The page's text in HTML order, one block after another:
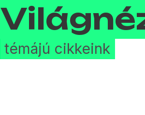
témájú cikkeink